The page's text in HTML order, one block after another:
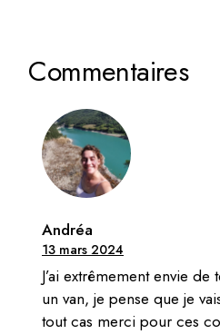
Commentaires
Andréa
13 mars 2024
J’ai extrêmement envie
un van, je pense que je
tout cas merci pour ces